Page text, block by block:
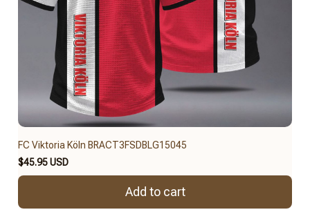
FC Viktoria Köln BRACT3FSDBLG15045
$45.95 USD
Add to cart